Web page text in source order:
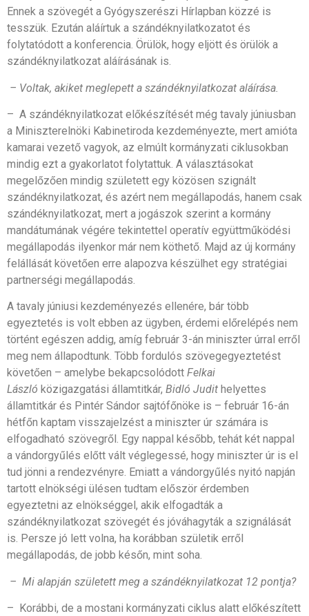
Ennek a szövegét a Gyógyszerészi Hírlapban közzé is
tesszük. Ezután aláírtuk a szándéknyilatkozatot és
folytatódott a konferencia. Örülök, hogy eljött és örülök a
szándéknyilatkozat aláírásának is.
– Voltak, akiket meglepett a szándéknyilatkozat aláírása.
– A szándéknyilatkozat előkészítését még tavaly júniusban
a Miniszterelnöki Kabinetiroda kezdeményezte, mert amióta
kamarai vezető vagyok, az elmúlt kormányzati ciklusokban
mindig ezt a gyakorlatot folytattuk. A választásokat
megelőzően mindig született egy közösen szignált
szándéknyilatkozat, és azért nem megállapodás, hanem csak
szándéknyilatkozat, mert a jogászok szerint a kormány
mandátumának végére tekintettel operatív együttműködési
megállapodás ilyenkor már nem köthető. Majd az új kormány
felállását követően erre alapozva készülhet egy stratégiai
partnerségi megállapodás.
A tavaly júniusi kezdeményezés ellenére, bár több
egyeztetés is volt ebben az ügyben, érdemi előrelépés nem
történt egészen addig, amíg február 3-án miniszter úrral erről
meg nem állapodtunk. Több fordulós szövegegyeztetést
követően – amelybe bekapcsolódott Felkai
László közigazgatási államtitkár, Bidló Judit helyettes
államtitkár és Pintér Sándor sajtófőnöke is – február 16-án
hétfőn kaptam visszajelzést a miniszter úr számára is
elfogadható szövegről. Egy nappal később, tehát két nappal
a vándorgyűlés előtt vált véglegessé, hogy miniszter úr is el
tud jönni a rendezvényre. Emiatt a vándorgyűlés nyitó napján
tartott elnökségi ülésen tudtam először érdemben
egyeztetni az elnökséggel, akik elfogadták a
szándéknyilatkozat szövegét és jóváhagyták a szignálását
is. Persze jó lett volna, ha korábban születik erről
megállapodás, de jobb későn, mint soha.
– Mi alapján született meg a szándéknyilatkozat 12 pontja?
– Korábbi, de a mostani kormányzati ciklus alatt előkészített